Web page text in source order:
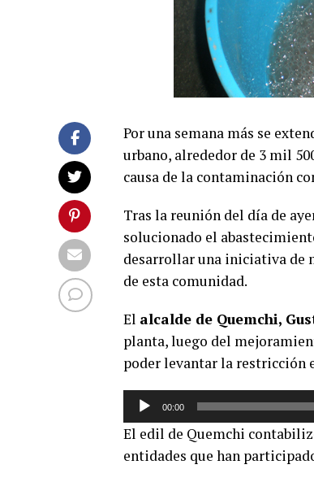
Por una semana más se
urbano, alrededor de 3 mil
causa de la contaminación
Tras la reunión del día de
solucionado el
desarrollar una iniciativa de
de esta comunidad.
El alcalde de Quemchi,
planta, luego del
poder levantar la restricción
Reproductor
audio
00:00
El edil de Quemchi
entidades que han